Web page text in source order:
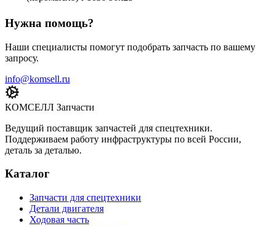
Нужна помощь?
Наши специалисты помогут подобрать запчасть по вашему
запросу.
info@komsell.ru
КОМСЕЛЛ Запчасти
Ведущий поставщик запчастей для спецтехники.
Поддерживаем работу инфраструктуры по всей России,
деталь за деталью.
Каталог
Запчасти для спецтехники
Детали двигателя
Ходовая часть